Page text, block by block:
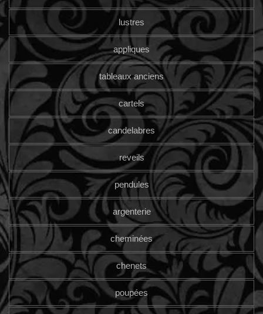
lustres
appliques
tableaux anciens
cartels
candelabres
reveils
pendules
argenterie
cheminées
chenets
poupées